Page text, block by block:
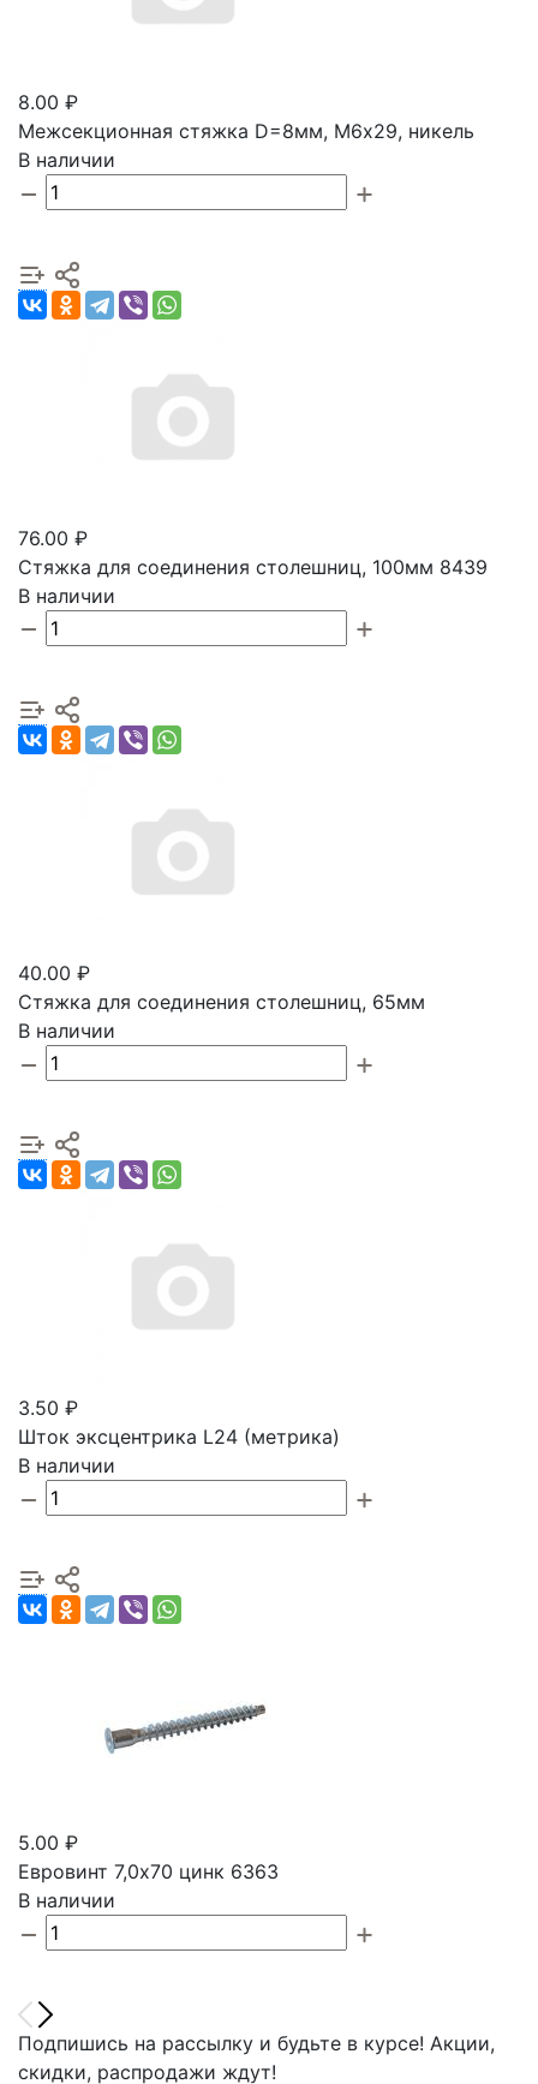
8.00 ₽
Межсекционная стяжка D=8мм, М6х29, никель
В наличии
76.00 ₽
Стяжка для соединения столешниц, 100мм 8439
В наличии
40.00 ₽
Стяжка для соединения столешниц, 65мм
В наличии
3.50 ₽
Шток эксцентрика L24 (метрика)
В наличии
5.00 ₽
Евровинт 7,0х70 цинк 6363
В наличии
Подпишись на рассылку и будьте в курсе! Акции,
скидки, распродажи ждут!